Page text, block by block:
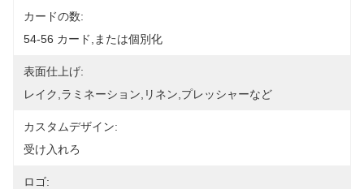
カードの数:
54-56 カード,または個別化
表面仕上げ:
レイク,ラミネーション,リネン,プレッシャーなど
カスタムデザイン:
受け入れろ
ロゴ: